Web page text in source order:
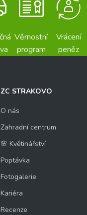
Věrnostní
program
Vrácení
peněz
ZC STRAKOVO
O nás
Zahradní centrum
🌸 Květinářství
Poptávka
Fotogalerie
Kariéra
Recenze